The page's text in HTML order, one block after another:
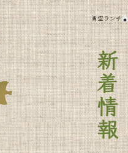
青空ランチ